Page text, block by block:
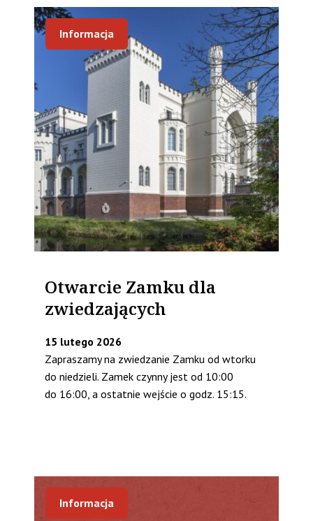
Informacja
Otwarcie Zamku dla
zwiedzających
15 lutego 2026
Zapraszamy na zwiedzanie Zamku od wtorku
do niedzieli. Zamek czynny jest od 10:00
do 16:00, a ostatnie wejście o godz. 15:15.
Informacja